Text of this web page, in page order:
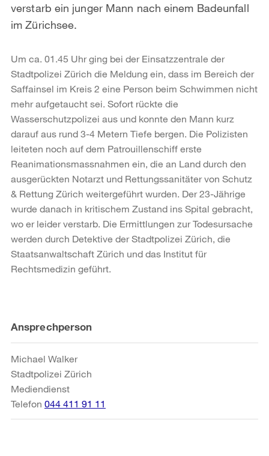
verstarb ein junger Mann nach einem Badeunfall
im Zürichsee.
Um ca. 01.45 Uhr ging bei der Einsatzzentrale der
Stadtpolizei Zürich die Meldung ein, dass im Bereich der
Saffainsel im Kreis 2 eine Person beim Schwimmen nicht
mehr aufgetaucht sei. Sofort rückte die
Wasserschutzpolizei aus und konnte den Mann kurz
darauf aus rund 3-4 Metern Tiefe bergen. Die Polizisten
leiteten noch auf dem Patrouillenschiff erste
Reanimationsmassnahmen ein, die an Land durch den
ausgerückten Notarzt und Rettungssanitäter von Schutz
& Rettung Zürich weitergeführt wurden. Der 23-Jährige
wurde danach in kritischem Zustand ins Spital gebracht,
wo er leider verstarb. Die Ermittlungen zur Todesursache
werden durch Detektive der Stadtpolizei Zürich, die
Staatsanwaltschaft Zürich und das Institut für
Rechtsmedizin geführt.
Weitere
Informationen
Ansprechperson
Michael Walker
Stadtpolizei Zürich
Mediendienst
Telefon 044 411 91 11